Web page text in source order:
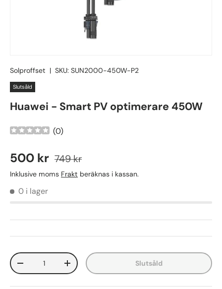
Solproffset | SKU: SUN2000-450W-P2
Slutsåld
Huawei - Smart PV optimerare 450W
(0)
500 kr 749 kr
Inklusive moms Frakt beräknas i kassan.
0 i lager
Antal
-
+ Slutsåld